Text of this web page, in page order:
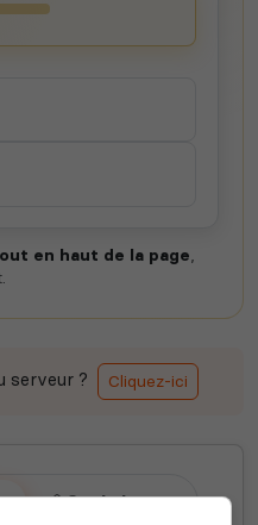
en haut de la page,
serveur ? Cliquez-ici
Sur la home